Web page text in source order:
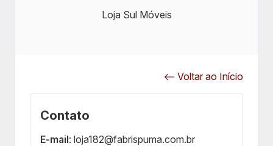
Loja Sul Móveis
Voltar ao Início
Contato
E-mail: loja182@fabrispuma.com.br